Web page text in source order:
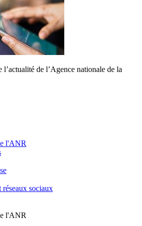
de l’Agence nationale de la
l'ANR
sociaux
l'ANR